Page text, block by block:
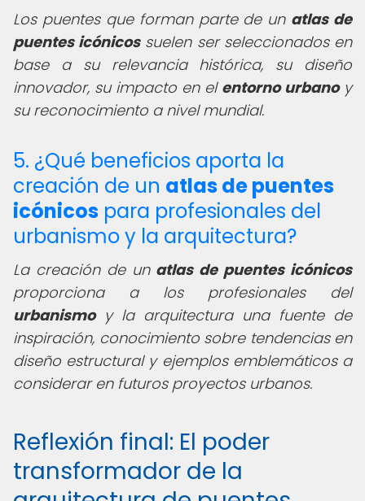
Los puentes que forman parte de un atlas de
puentes icónicossuelen ser seleccionados en
base a su relevancia histórica, su diseño
innovador, su impacto en el entorno urbanoy
su reconocimiento a nivel mundial.
5. ¿Qué beneficios aporta la
creación de un atlas de puentes
icónicos para profesionales del
urbanismo y la arquitectura?
La creación de un atlas de puentes icónicos
proporciona a los profesionales del
urbanismoy la arquitectura una fuente de
inspiración, conocimiento sobre tendencias en
diseño estructural y ejemplos emblemáticos a
considerar en futuros proyectos urbanos.
Reflexión final: El poder
transformador de la